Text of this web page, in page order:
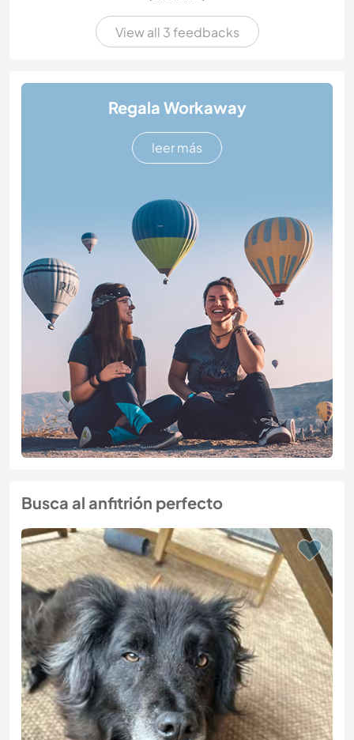
View all 3 feedbacks
Regala Workaway
leer más
Busca al anfitrión perfecto